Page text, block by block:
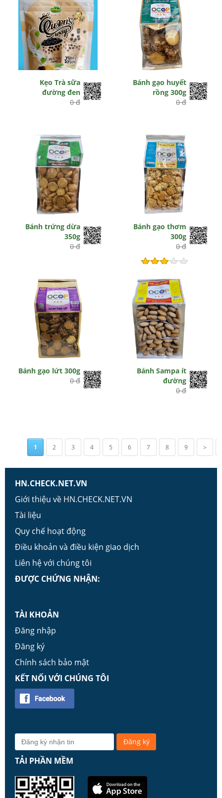
Kẹo Trà sữa
đường đen
0 đ
Bánh gạo huyết
rồng 300g
0 đ
Bánh trứng dừa
350g
0 đ
Bánh gạo thơm
300g
0 đ
Bánh gạo lứt 300g
0 đ
Bánh Sampa ít
đường
0 đ
1 2 3 4 5 6 7 8 9 >
HN.CHECK.NET.VN
Giới thiệu về HN.CHECK.NET.VN
Tài liệu
Quy chế hoạt động
Điều khoản và điều kiện giao dịch
Liên hệ với chúng tôi
ĐƯỢC CHỨNG NHẬN:
TÀI KHOẢN
Đăng nhập
Đăng ký
Chính sách bảo mật
KẾT NỐI VỚI CHÚNG TÔI
TẢI PHẦN MỀM